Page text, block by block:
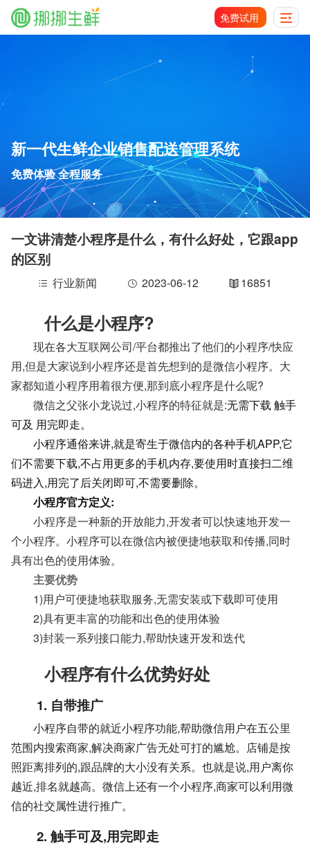
免费试用
新一代生鲜企业销售配送管理系统
免费体验 全程服务
一文讲清楚小程序是什么，有什么好处，它跟app
的区别
行业新闻 2023-06-12 16851
什么是小程序?
现在各大互联网公司/平台都推出了他们的小程序/快应
用,但是大家说到小程序还是首先想到的是微信小程序。大
家都知道小程序用着很方便,那到底小程序是什么呢?
微信之父张小龙说过,小程序的特征就是:无需下载 触手
可及 用完即走。
小程序通俗来讲,就是寄生于微信内的各种手机APP,它
们不需要下载,不占用更多的手机内存,要使用时直接扫二维
码进入,用完了后关闭即可,不需要删除。
小程序官方定义:
小程序是一种新的开放能力,开发者可以快速地开发一
个小程序。小程序可以在微信内被便捷地获取和传播,同时
具有出色的使用体验。
主要优势
1)用户可便捷地获取服务,无需安装或下载即可使用
2)具有更丰富的功能和出色的使用体验
3)封装一系列接口能力,帮助快速开发和迭代
小程序有什么优势好处
1. 自带推广
小程序自带的就近小程序功能,帮助微信用户在五公里
范围内搜索商家,解决商家广告无处可打的尴尬。店铺是按
照距离排列的,跟品牌的大小没有关系。也就是说,用户离你
越近,排名就越高。微信上还有一个小程序,商家可以利用微
信的社交属性进行推广。
2. 触手可及,用完即走